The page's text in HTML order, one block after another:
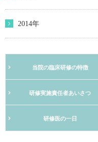
2014年
当院の臨床研修の特徴
研修実施責任者あいさつ
研修医の一日